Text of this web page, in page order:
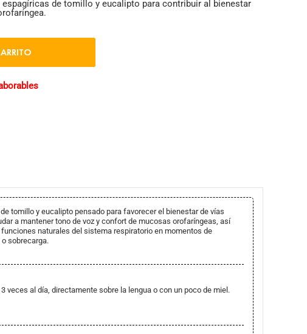
de tomillo y eucalipto para contribuir al bienestar
tomillo y eucalipto pensado para favorecer el bienestar de vías
a mantener tono de voz y confort de mucosas orofaríngeas, así
naturales del sistema respiratorio en momentos de
sobrecarga.
veces al día, directamente sobre la lengua o con un poco de miel.